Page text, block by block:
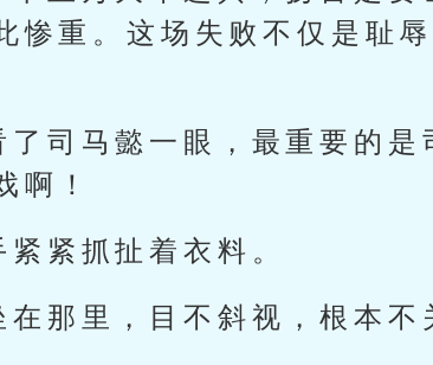
惨重。这场失败不仅是耻
了司马懿一眼，最重要的是
啊！
紧抓扯着衣料。
那里，目不斜视，根本不